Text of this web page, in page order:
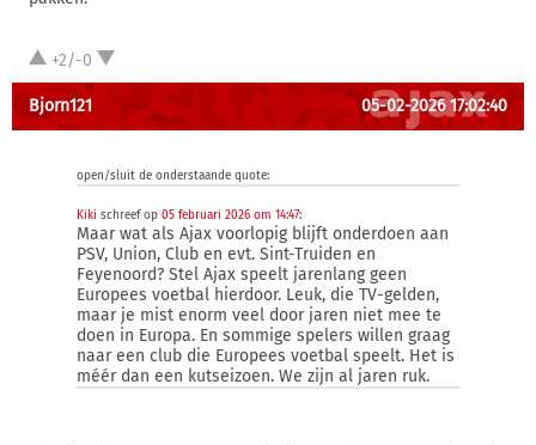
+2/-0
Bjorn121 05-02-2026 17:02:40
open/sluit de onderstaande quote:
Kiki schreef op 05 februari 2026 om 14:47:
Maar wat als Ajax voorlopig blijft onderdoen aan
PSV, Union, Club en evt. Sint-Truiden en
Feyenoord? Stel Ajax speelt jarenlang geen
Europees voetbal hierdoor. Leuk, die TV-gelden,
maar je mist enorm veel door jaren niet mee te
doen in Europa. En sommige spelers willen graag
naar een club die Europees voetbal speelt. Het is
méér dan een kutseizoen. We zijn al jaren ruk.